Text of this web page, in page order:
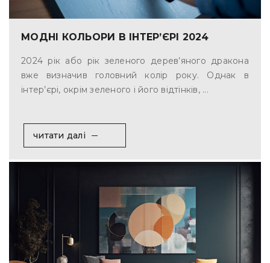
МОДНІ КОЛЬОРИ В ІНТЕР’ЄРІ 2024
2024 рік або рік зеленого дерев’яного дракона
вже визначив головний колір року. Однак в
інтер’єрі, окрім зеленого і його відтінків, ...
читати далі